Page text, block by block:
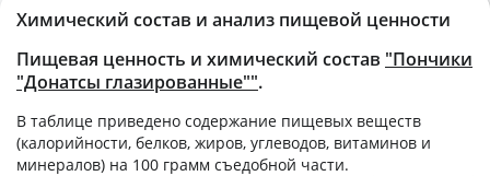
Химический состав и анализ пищевой ценности
Пищевая ценность и химический состав "Пончики
"Донатсы глазированные"".
В таблице приведено содержание пищевых веществ
(калорийности, белков, жиров, углеводов, витаминов и
минералов) на 100 грамм съедобной части.